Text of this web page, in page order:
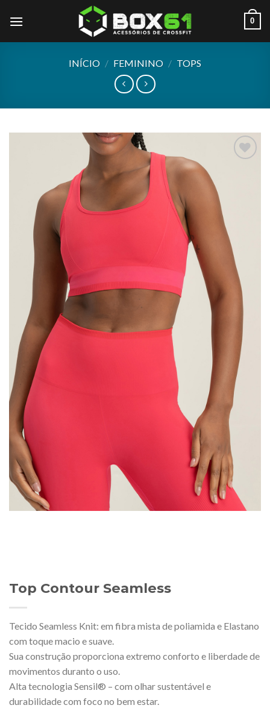
0
INÍCIO / FEMININO / TOPS
Top Contour Seamless
Tecido Seamless Knit: em fibra mista de poliamida e Elastano
com toque macio e suave.
Sua construção proporciona extremo conforto e liberdade de
movimentos duranto o uso.
Alta tecnologia Sensil® – com olhar sustentável e
durabilidade com foco no bem estar.